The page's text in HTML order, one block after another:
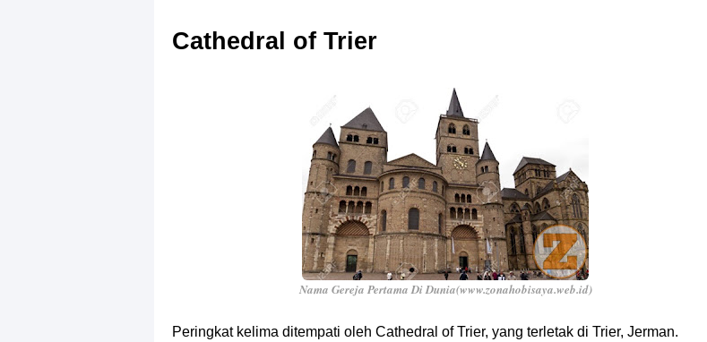
Cathedral of Trier
Nama Gereja Pertama Di Dunia(www.zonahobisaya.web.id)
Peringkat kelima ditempati oleh Cathedral of Trier, yang terletak di Trier, Jerman.